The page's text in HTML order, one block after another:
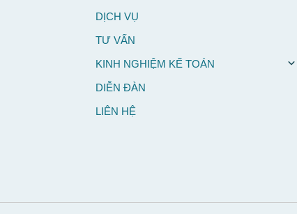
DỊCH VỤ
TƯ VẤN
KINH NGHIỆM KẾ TOÁN
DIỄN ĐÀN
LIÊN HỆ